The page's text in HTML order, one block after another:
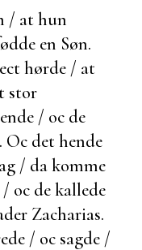
/ at hun
en Søn.
hørde / at
stor
/ oc de
Oc det hende
/ da komme
oc de kallede
Zacharias.
/ oc sagde /